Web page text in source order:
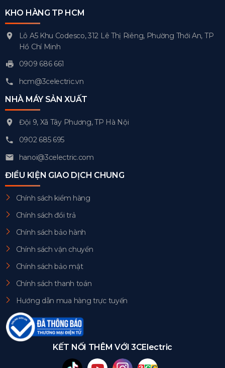
KHO HÀNG TP HCM
Lô A5 Khu Codesco, 312 Lê Thị Riêng, Phường Thới An, TP
Hồ Chí Minh
0909 686 661
hcm@3celectric.vn
NHÀ MÁY SẢN XUẤT
Đội 9, Xã Tây Phương, TP Hà Nội
0902 685 695
hanoi@3celectric.com
ĐIỀU KIỆN GIAO DỊCH CHUNG
Chính sách kiểm hàng
Chính sách đổi trả
Chính sách bảo hành
Chính sách vận chuyển
Chính sách bảo mật
Chính sách thanh toán
Hướng dẫn mua hàng trực tuyến
KẾT NỐI THÊM VỚI 3CElectric